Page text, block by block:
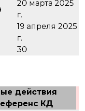
20 марта 2025
г.
19 апреля 2025
г.
30
действия
КД